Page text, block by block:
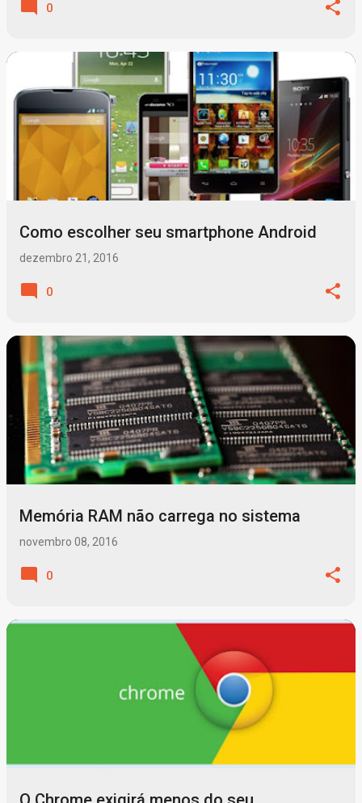
0
Como escolher seu smartphone Android
dezembro 21, 2016
0
Memória RAM não carrega no sistema
novembro 08, 2016
0